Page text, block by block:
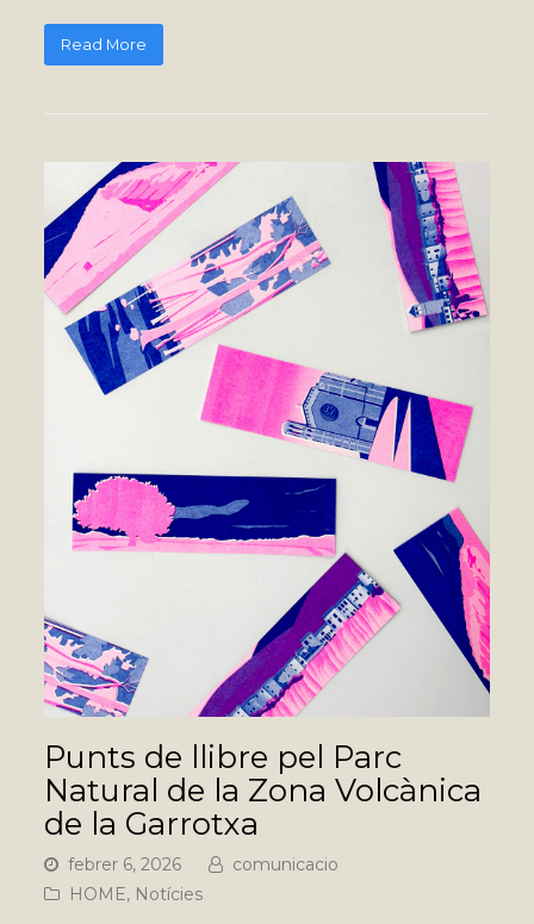
Read More
Punts de llibre pel Parc
Natural de la Zona Volcànica
de la Garrotxa
febrer 6, 2026
comunicacio
HOME, Notícies